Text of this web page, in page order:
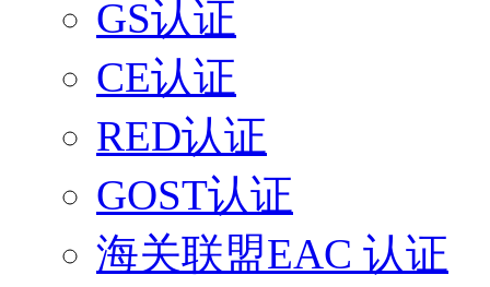
GS认证
CE认证
RED认证
GOST认证
海关联盟EAC 认证